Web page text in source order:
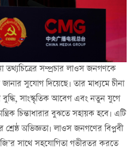
তথ্যচিত্রের সম্প্রচার লাওস জনগণকে
সুযোগ দিয়েছে। তার মাধ্যমে চীনা
বুদ্ধি, সাংস্কৃতিক আবেগ এবং নতুন যুগে
চিন্তাধারার বুঝতে সহায়ক হবে। এটি
শ্রেষ্ঠ অভিজ্ঞতা। লাওস জনগণের বিপ্লবী
সাথে সহযোগিতা গভীরতর করতে